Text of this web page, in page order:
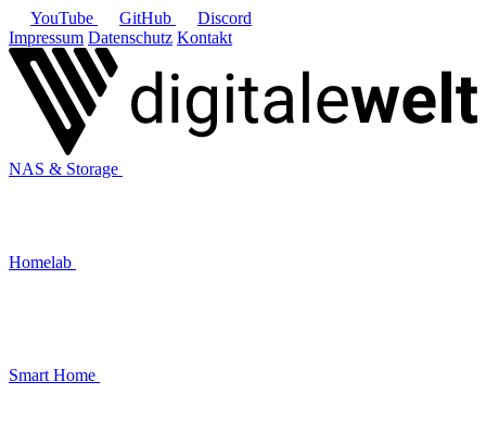
YouTube GitHub
Discord
Impressum Datenschutz Kontakt
NAS & Storage
Homelab
Smart Home